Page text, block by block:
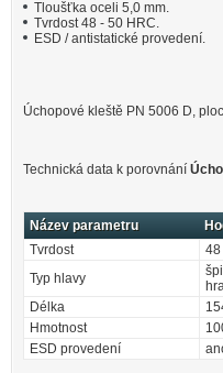
Tloušťka oceli 5,0 mm.
Tvrdost 48 - 50 HRC.
ESD / antistatické provedení.
Úchopové kleště PN 5006 D,
Technická data k porovnání
Název parametru
Tvrdost
48
Typ hlavy
Délka
Hmotnost
ESD provedení